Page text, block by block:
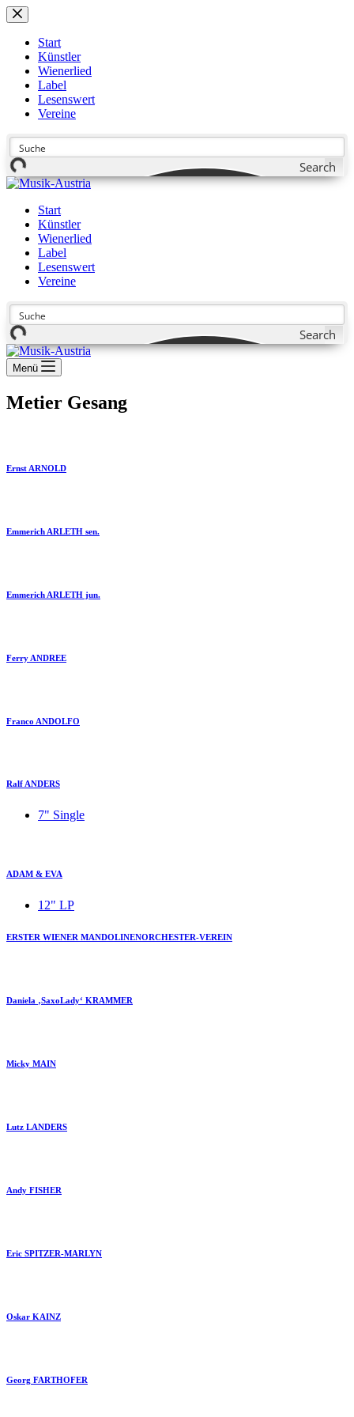
Zum
Inhalt
springenStart
Künstler
Wienerlied
Label
Lesenswert
Vereine
Search
Start
Künstler
Wienerlied
Label
Lesenswert
Vereine
Search
Menü
Metier Gesang
Ernst ARNOLD
Emmerich ARLETH sen.
Emmerich ARLETH jun.
Ferry ANDREE
Franco ANDOLFO
Ralf ANDERS
7" Single
ADAM & EVA
12" LP
ERSTER WIENER MANDOLINENORCHESTER-VEREIN
Daniela ‚SaxoLady‘ KRAMMER
Micky MAIN
Lutz LANDERS
Andy FISHER
Eric SPITZER-MARLYN
Oskar KAINZ
Georg FARTHOFER